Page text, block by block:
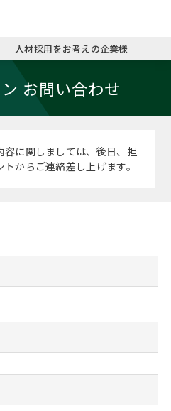
ミッシ
コンサ
お申し
キャリ
キャリ
MBAの
おわり
MBA留
日本か
英文レ
パワー
人材採用をお考えの企業様
お問い合わせ
容に関しましては、後日、担
からご連絡差し上げます。